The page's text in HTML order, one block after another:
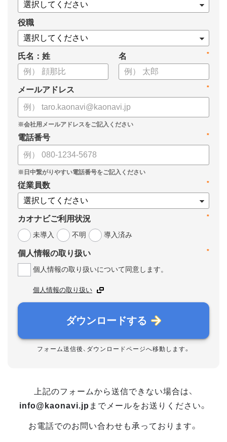
・スミセイ情報システム株式会社
役職
氏名：姓 *
名
*
メールアドレス
*
電話番号
*
従業員数
*
カオナビご利用状況
未導入
不明 導入済み
*
個人情報の取り扱い
個人情報の取り扱いについて同意します。
個人情報の取り扱い
ダウンロードする
フォーム送信後、ダウンロードページへ移動します。
上記のフォームから送信できない場合は、
info@kaonavi.jp までメールをお送りください。
お電話でのお問い合わせも承っております。